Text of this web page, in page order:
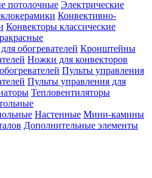
потолочные Электрические
Конвективно-
Конвекторы классические
обогревателей Кронштейны
Ножки для конвекторов
Пульты управления
Пульты управления для
Тепловентиляторы
Настенные Мини-камины
Дополнительные элементы